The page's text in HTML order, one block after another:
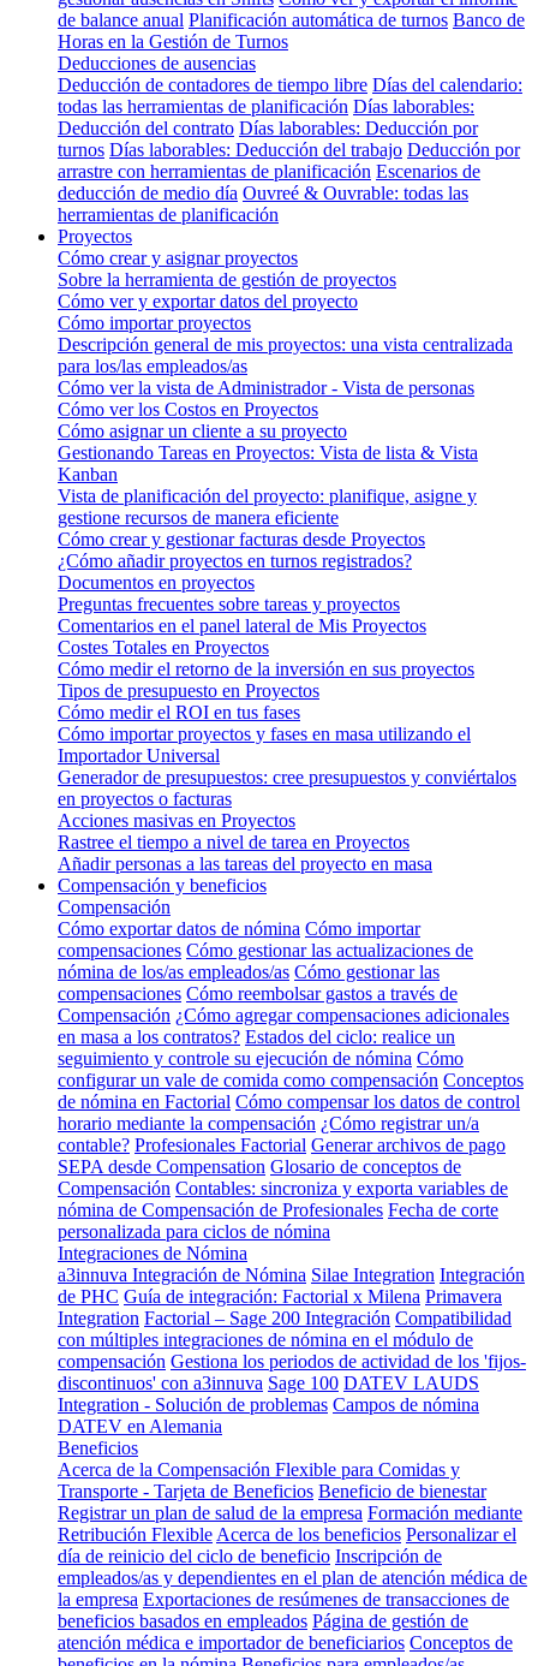
de balance anual Planificación automática de turnos Banco de
Horas en la Gestión de Turnos
Deducciones de ausencias
Deducción de contadores de tiempo libre Días del calendario:
todas las herramientas de planificación Días laborables:
Deducción del contrato Días laborables: Deducción por
turnos Días laborables: Deducción del trabajo Deducción por
arrastre con herramientas de planificación Escenarios de
deducción de medio día Ouvreé & Ouvrable: todas las
herramientas de planificación
Proyectos
Cómo crear y asignar proyectos
Sobre la herramienta de gestión de proyectos
Cómo ver y exportar datos del proyecto
Cómo importar proyectos
Descripción general de mis proyectos: una vista centralizada
para los/las empleados/as
Cómo ver la vista de Administrador - Vista de personas
Cómo ver los Costos en Proyectos
Cómo asignar un cliente a su proyecto
Gestionando Tareas en Proyectos: Vista de lista & Vista
Kanban
Vista de planificación del proyecto: planifique, asigne y
gestione recursos de manera eficiente
Cómo crear y gestionar facturas desde Proyectos
¿Cómo añadir proyectos en turnos registrados?
Documentos en proyectos
Preguntas frecuentes sobre tareas y proyectos
Comentarios en el panel lateral de Mis Proyectos
Costes Totales en Proyectos
Cómo medir el retorno de la inversión en sus proyectos
Tipos de presupuesto en Proyectos
Cómo medir el ROI en tus fases
Cómo importar proyectos y fases en masa utilizando el
Importador Universal
Generador de presupuestos: cree presupuestos y conviértalos
en proyectos o facturas
Acciones masivas en Proyectos
Rastree el tiempo a nivel de tarea en Proyectos
Añadir personas a las tareas del proyecto en masa
Compensación y beneficios
Compensación
Cómo exportar datos de nómina Cómo importar
compensaciones Cómo gestionar las actualizaciones de
nómina de los/as empleados/as Cómo gestionar las
compensaciones Cómo reembolsar gastos a través de
Compensación ¿Cómo agregar compensaciones adicionales
en masa a los contratos? Estados del ciclo: realice un
seguimiento y controle su ejecución de nómina Cómo
configurar un vale de comida como compensación Conceptos
de nómina en Factorial Cómo compensar los datos de control
horario mediante la compensación ¿Cómo registrar un/a
contable? Profesionales Factorial Generar archivos de pago
SEPA desde Compensation Glosario de conceptos de
Compensación Contables: sincroniza y exporta variables de
nómina de Compensación de Profesionales Fecha de corte
personalizada para ciclos de nómina
Integraciones de Nómina
a3innuva Integración de Nómina Silae Integration Integración
de PHC Guía de integración: Factorial x Milena Primavera
Integration Factorial – Sage 200 Integración Compatibilidad
con múltiples integraciones de nómina en el módulo de
compensación Gestiona los periodos de actividad de los 'fijos-
discontinuos' con a3innuva Sage 100 DATEV LAUDS
Integration - Solución de problemas Campos de nómina
DATEV en Alemania
Beneficios
Acerca de la Compensación Flexible para Comidas y
Transporte - Tarjeta de Beneficios Beneficio de bienestar
Registrar un plan de salud de la empresa Formación mediante
Retribución Flexible Acerca de los beneficios Personalizar el
día de reinicio del ciclo de beneficio Inscripción de
empleados/as y dependientes en el plan de atención médica de
la empresa Exportaciones de resúmenes de transacciones de
beneficios basados en empleados Página de gestión de
atención médica e importador de beneficiarios Conceptos de